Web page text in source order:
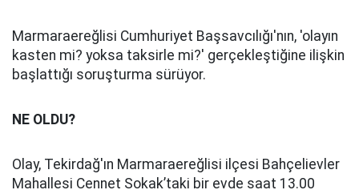
Marmaraereğlisi Cumhuriyet Başsavcılığı'nın, 'olayın
kasten mi? yoksa taksirle mi?' gerçekleştiğine ilişkin
başlattığı soruşturma sürüyor.
NE OLDU?
Olay, Tekirdağ'ın Marmaraereğlisi ilçesi Bahçelievler
Mahallesi Cennet Sokak’taki bir evde saat 13.00